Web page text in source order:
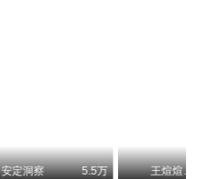
安定洞察 5.5万 王煊煊的爱车日记